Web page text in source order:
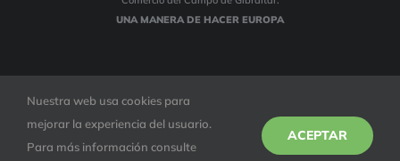
UNA MANERA DE HACER EUROPA
Política de Privacidad
Diseño web porDinan informática
Nuestra web usa cookies para
mejorar la experiencia del usuario.
Para más información consulte
ACEPTAR